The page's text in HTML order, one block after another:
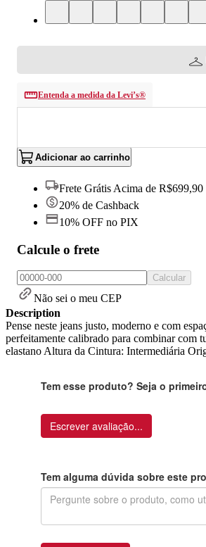
Entenda a medida da Levi’s®
Adicionar ao carrinho
Frete Grátis Acima de R$699,90
20% de Cashback
10% OFF no PIX
Calcule o frete
Calcular
Não sei o meu CEP
Description
Pense neste jeans justo, moderno e com
perfeitamente calibrado para combinar com
elastano Altura da Cintura: Intermediária
Tem esse produto? Seja o
Escrever avaliação...
Tem alguma dúvida sobre este